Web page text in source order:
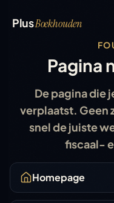
PlusBoekhouden
Pagina
De pagina die
verplaatst. Geen
snel de juiste
fiscaal-
Homepage